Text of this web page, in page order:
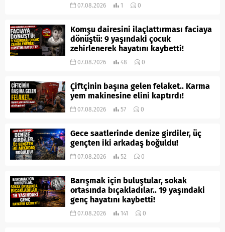
07.08.2026 1 0
Komşu dairesini ilaçlattırması faciaya
dönüştü: 9 yaşındaki çocuk
zehirlenerek hayatını kaybetti!
07.08.2026 48 0
Çiftçinin başına gelen felaket.. Karma
yem makinesine elini kaptırdı!
07.08.2026 57 0
Gece saatlerinde denize girdiler, üç
gençten iki arkadaş boğuldu!
07.08.2026 52 0
Barışmak için buluştular, sokak
ortasında bıçakladılar.. 19 yaşındaki
genç hayatını kaybetti!
07.08.2026 141 0